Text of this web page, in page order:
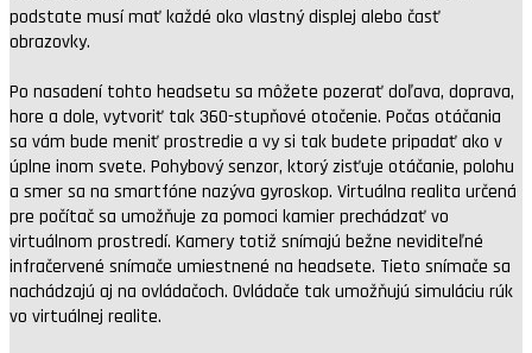
podstate musí mať každé oko vlastný displej alebo časť
obrazovky.
Po nasadení tohto headsetu sa môžete pozerať doľava, doprava,
hore a dole, vytvoriť tak 360-stupňové otočenie. Počas otáčania
sa vám bude meniť prostredie a vy si tak budete pripadať ako v
úplne inom svete. Pohybový senzor, ktorý zisťuje otáčanie, polohu
a smer sa na smartfóne nazýva gyroskop. Virtuálna realita určená
pre počítač sa umožňuje za pomoci kamier prechádzať vo
virtuálnom prostredí. Kamery totiž snímajú bežne neviditeľné
infračervené snímače umiestnené na headsete. Tieto snímače sa
nachádzajú aj na ovládačoch. Ovládače tak umožňujú simuláciu rúk
vo virtuálnej realite.